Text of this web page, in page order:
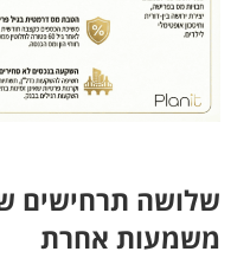
שלושה תרחישים
משמעות אחרת